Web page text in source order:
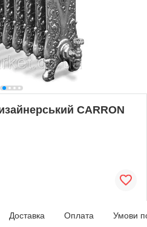
CARRON
Доставка Оплата Умови